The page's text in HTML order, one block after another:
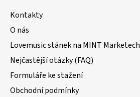
Kontakty
O nás
Lovemusic stánek na MINT Marketech
Nejčastější otázky (FAQ)
Formuláře ke stažení
Obchodní podmínky